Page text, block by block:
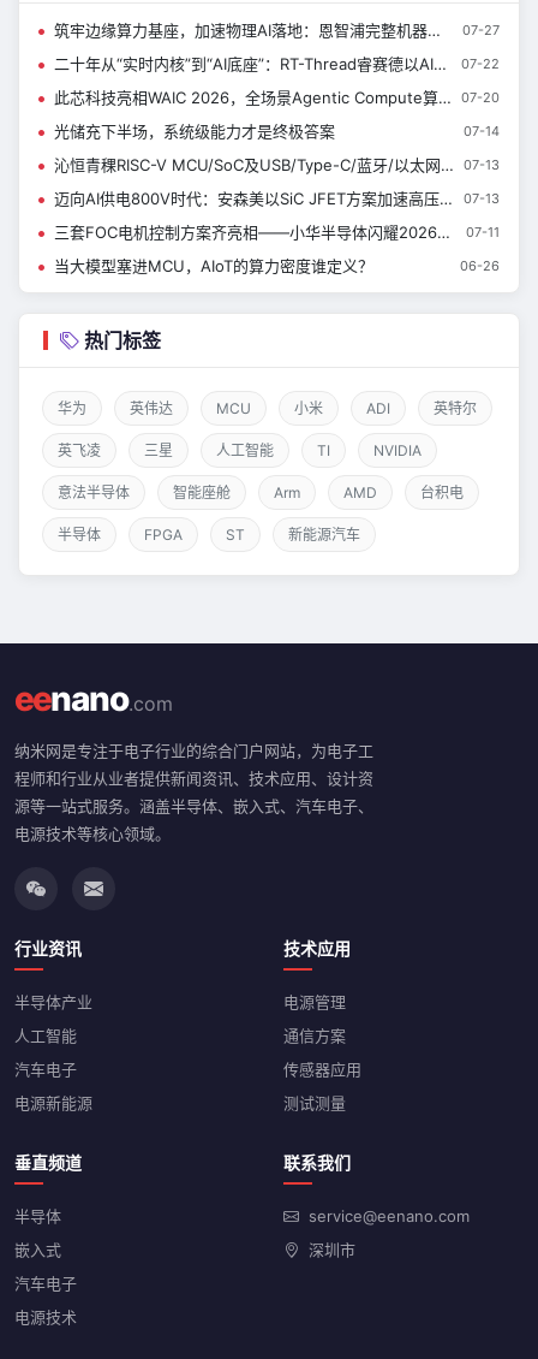
筑牢边缘算力基座，加速物理AI落地：恩智浦完整机器人技术生态，来了解一下~ 07-27
二十年从“实时内核”到“AI底座”：RT-Thread睿赛德以AIOS亮相WAIC 定义端侧智能新范式|新闻速递 07-22
此芯科技亮相WAIC 2026，全场景Agentic Compute算力矩阵首秀上海 07-20
光储充下半场，系统级能力才是终极答案 07-14
沁恒青稞RISC-V MCU/SoC及USB/Type-C/蓝牙/以太网接口芯片亮相慕展 07-13
迈向AI供电800V时代：安森美以SiC JFET方案加速高压电源转换升级 07-13
三套FOC电机控制方案齐亮相——小华半导体闪耀2026慕尼黑上海电子展 07-11
当大模型塞进MCU，AIoT的算力密度谁定义？ 06-26
热门标签
华为 英伟达 MCU 小米 ADI 英特尔
英飞凌 三星 人工智能 TI NVIDIA
意法半导体 智能座舱 Arm AMD 台积电
半导体 FPGA ST 新能源汽车
eenano.com
纳米网是专注于电子行业的综合门户网站，为电子工
程师和行业从业者提供新闻资讯、技术应用、设计资
源等一站式服务。涵盖半导体、嵌入式、汽车电子、
电源技术等核心领域。
行业资讯
半导体产业
人工智能
汽车电子
电源新能源
技术应用
电源管理
通信方案
传感器应用
测试测量
垂直频道
半导体
嵌入式
汽车电子
电源技术
联系我们
service@eenano.com
深圳市